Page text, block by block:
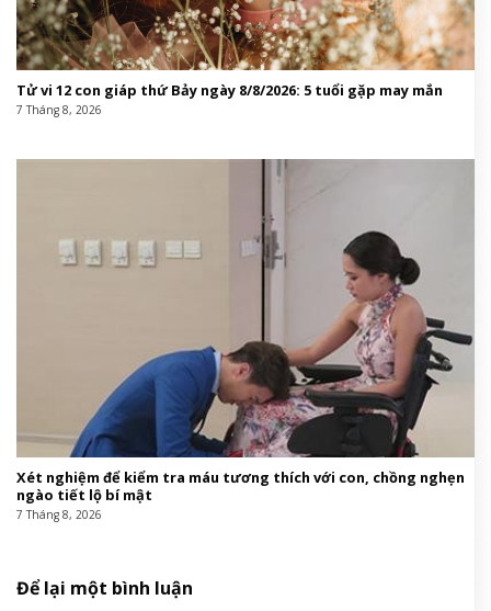
Tử vi 12 con giáp thứ Bảy ngày 8/8/2026: 5 tuổi gặp may mắn
7 Tháng 8, 2026
Xét nghiệm để kiểm tra máu tương thích với con, chồng nghẹn
ngào tiết lộ bí mật
7 Tháng 8, 2026
Để lại một bình luận